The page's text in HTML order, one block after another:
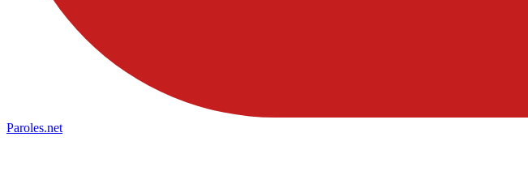
Paroles.net